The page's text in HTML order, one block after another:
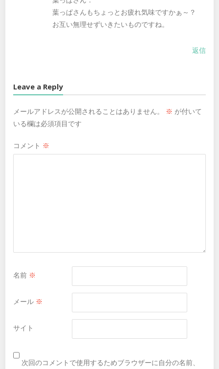
葉っぱさんもちょっとお疲れ気味ですかぁ～？
お互い無理せずいきたいものですね。
返信
Leave a Reply
メールアドレスが公開されることはありません。 ※ が付いて
いる欄は必須項目です
コメント ※
名前 ※
メール ※
サイト
次回のコメントで使用するためブラウザーに自分の名前、